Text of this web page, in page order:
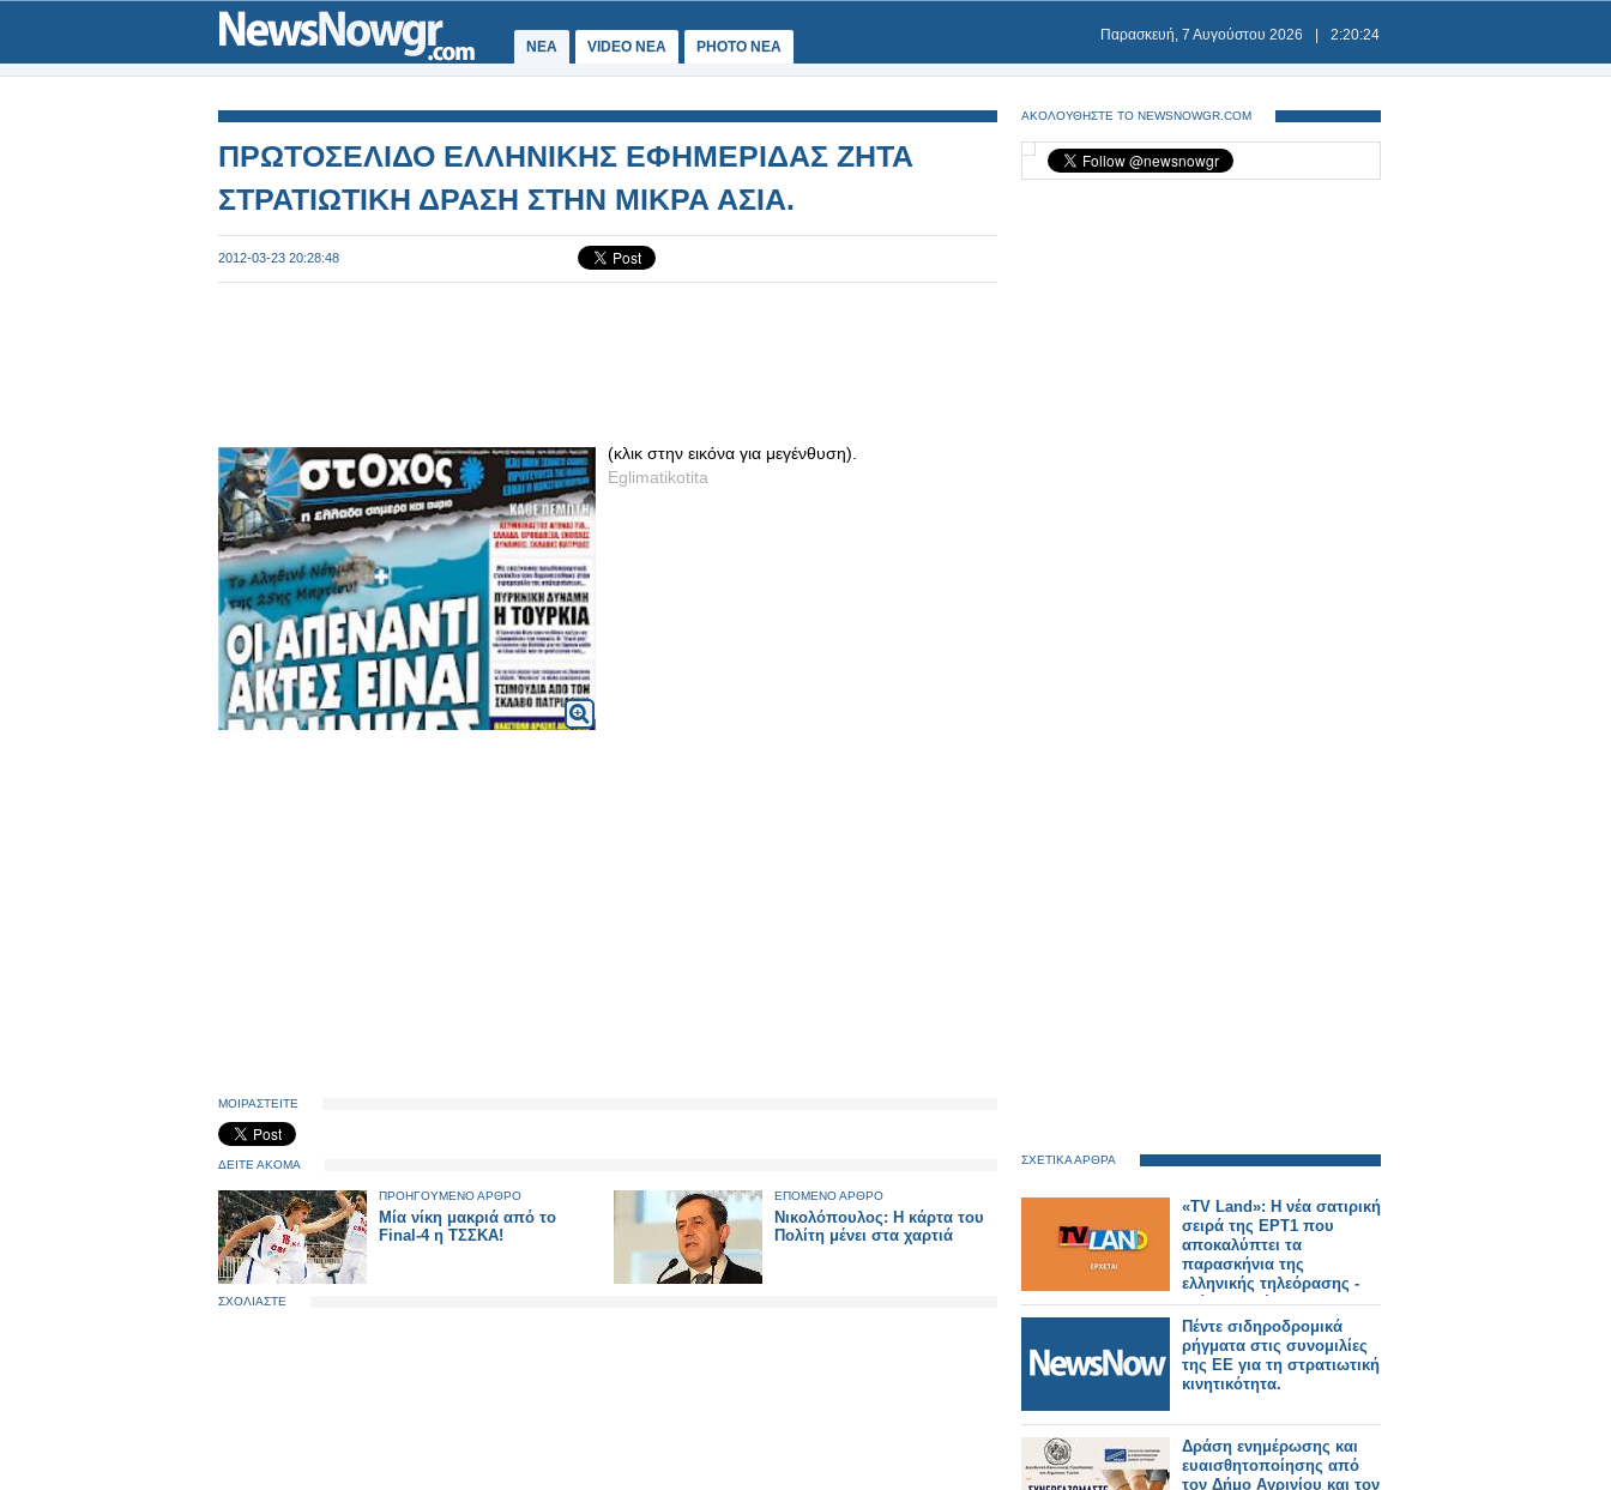
ΝΕΑ VIDEO NEA PHOTO NEA
Παρασκευή, 7 Αυγούστου 2026 2:20:25
ΠΡΩΤΟΣΕΛΙΔΟ ΕΛΛΗΝΙΚΗΣ ΕΦΗΜΕΡΙΔΑΣ ΖΗΤΑ
ΣΤΡΑΤΙΩΤΙΚΗ ΔΡΑΣΗ ΣΤΗΝ ΜΙΚΡΑ ΑΣΙΑ.
2012-03-23 20:28:48
(κλικ στην εικόνα για μεγένθυση).
Eglimatikotita
ΜΟΙΡΑΣΤΕΙΤΕ
ΔΕΙΤΕ ΑΚΟΜΑ
ΠΡΟΗΓΟΥΜΕΝΟ ΑΡΘΡΟ
Μία νίκη μακριά από το
Final-4 η ΤΣΣΚΑ!
ΕΠΟΜΕΝΟ ΑΡΘΡΟ
Νικολόπουλος: Η κάρτα του
Πολίτη μένει στα χαρτιά
ΣΧΟΛΙΑΣΤΕ
ΑΚΟΛΟΥΘΗΣΤΕ ΤΟ NEWSNOWGR.COM
ΣΧΕΤΙΚΑ ΑΡΘΡΑ
«TV Land»: Η νέα σατιρική
σειρά της ΕΡΤ1 που
αποκαλύπτει τα
παρασκήνια της
ελληνικής τηλεόρασης -
Δείτε το τρέιλερ
Πέντε σιδηροδρομικά
ρήγματα στις συνομιλίες
της ΕΕ για τη στρατιωτική
κινητικότητα.
Δράση ενημέρωσης και
ευαισθητοποίησης από
τον Δήμο Αγρινίου και τον